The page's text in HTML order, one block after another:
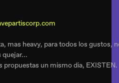
mas heavy, para todos los gustos,
quejar...
propuestas un mismo dia, EXISTEN.